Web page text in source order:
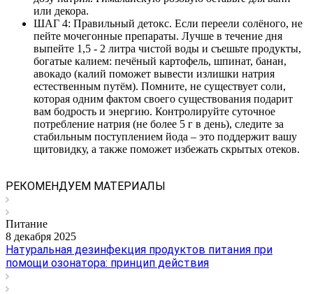
или декора.
ШАГ 4: Правильный детокс. Если переели солёного, не
пейте мочегонные препараты. Лучше в течение дня
выпейте 1,5 - 2 литра чистой воды и съешьте продукты,
богатые калием: печёный картофель, шпинат, банан,
авокадо (калий поможет вывести излишки натрия
естественным путём). Помните, не существует соли,
которая одним фактом своего существования подарит
вам бодрость и энергию. Контролируйте суточное
потребление натрия (не более 5 г в день), следите за
стабильным поступлением йода – это поддержит вашу
щитовидку, а также поможет избежать скрытых отеков.
РЕКОМЕНДУЕМ МАТЕРИАЛЫ
Питание
8 декабря 2025
Натуральная дезинфекция продуктов питания при
помощи озонатора: принцип действия